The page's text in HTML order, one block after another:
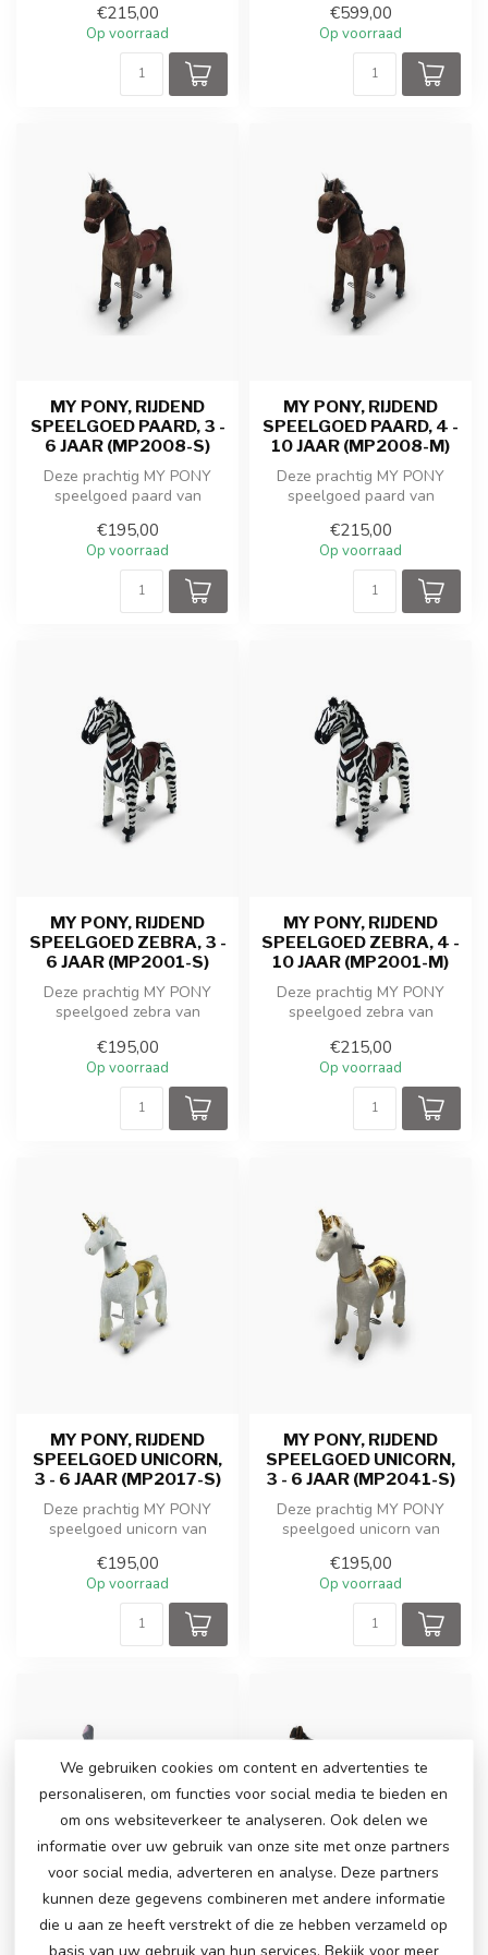
galopperende...
€215,00
Op voorraad
galopperende...
€599,00
Op voorraad
MY PONY, RIJDEND
SPEELGOED PAARD, 3 -
6 JAAR (MP2008-S)
Deze prachtig MY PONY
speelgoed paard van
galopperende...
€195,00
Op voorraad
MY PONY, RIJDEND
SPEELGOED PAARD, 4 -
10 JAAR (MP2008-M)
Deze prachtig MY PONY
speelgoed paard van
galopperende...
€215,00
Op voorraad
MY PONY, RIJDEND
SPEELGOED ZEBRA, 3 -
6 JAAR (MP2001-S)
Deze prachtig MY PONY
speelgoed zebra van
galopperende...
€195,00
Op voorraad
MY PONY, RIJDEND
SPEELGOED ZEBRA, 4 -
10 JAAR (MP2001-M)
Deze prachtig MY PONY
speelgoed zebra van
galopperende...
€215,00
Op voorraad
MY PONY, RIJDEND
SPEELGOED UNICORN,
3 - 6 JAAR (MP2017-S)
Deze prachtig MY PONY
speelgoed unicorn van
galopperen...
€195,00
Op voorraad
MY PONY, RIJDEND
SPEELGOED UNICORN,
3 - 6 JAAR (MP2041-S)
Deze prachtig MY PONY
speelgoed unicorn van
galopperen...
€195,00
Op voorraad
We gebruiken cookies om content en advertenties te
personaliseren, om functies voor social media te bieden en
om ons websiteverkeer te analyseren. Ook delen we
informatie over uw gebruik van onze site met onze partners
voor social media, adverteren en analyse. Deze partners
kunnen deze gegevens combineren met andere informatie
die u aan ze heeft verstrekt of die ze hebben verzameld op